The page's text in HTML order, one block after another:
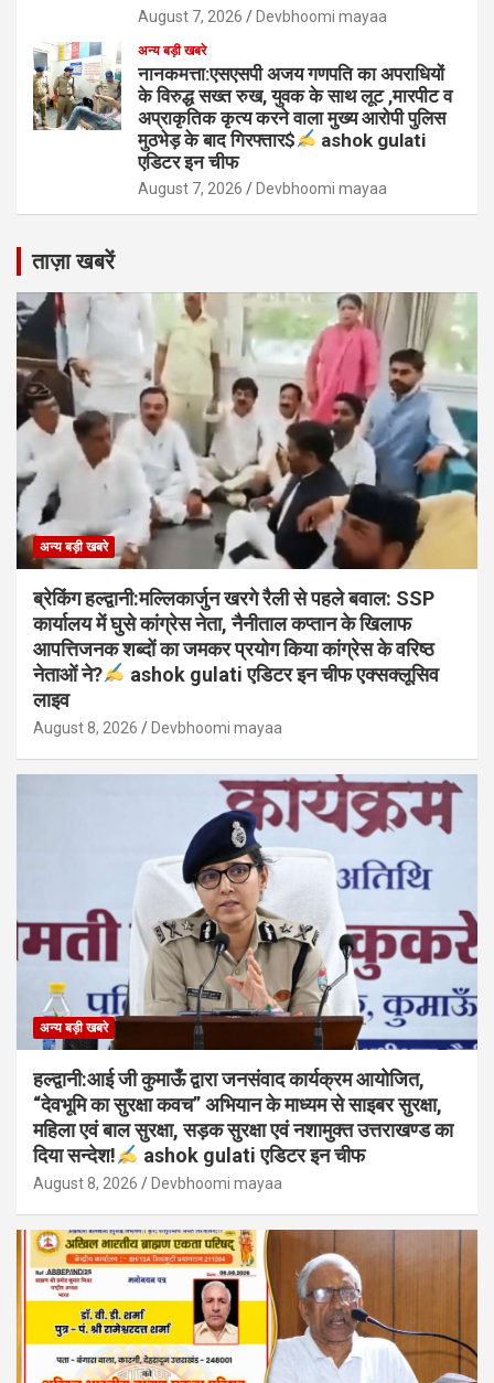
August 7, 2026 Devbhoomi mayaa
अन्य बड़ी खबरे
नानकमत्ता:एसएसपी अजय गणपति का अपराधियों
के विरुद्ध सख्त रुख, युवक के साथ लूट ,मारपीट व
अप्राकृतिक कृत्य करने वाला मुख्य आरोपी पुलिस
मुठभेड़ के बाद गिरफ्तार$
ashok gulati
एडिटर इन चीफ
August 7, 2026 Devbhoomi mayaa
ताज़ा खबरें
अन्य बड़ी खबरे
ब्रेकिंग हल्द्वानी:मल्लिकार्जुन खरगे रैली से पहले बवाल: SSP
कार्यालय में घुसे कांग्रेस नेता, नैनीताल कप्तान के खिलाफ
आपत्तिजनक शब्दों का जमकर प्रयोग किया कांग्रेस के वरिष्ठ
नेताओं ने?
ashok gulati एडिटर इन चीफ एक्सक्लूसिव
लाइव
August 8, 2026 Devbhoomi mayaa
अन्य बड़ी खबरे
हल्द्वानी:आई जी कुमाऊँ द्वारा जनसंवाद कार्यक्रम आयोजित,
“देवभूमि का सुरक्षा कवच” अभियान के माध्यम से साइबर सुरक्षा,
महिला एवं बाल सुरक्षा, सड़क सुरक्षा एवं नशामुक्त उत्तराखण्ड का
दिया सन्देश!
ashok gulati एडिटर इन चीफ
August 8, 2026 Devbhoomi mayaa